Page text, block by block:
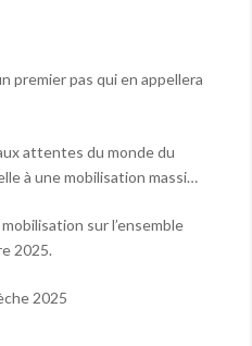
premier pas qui en appellera
attentes du monde du
à une mobilisation massive
sur l’ensemble
2025.
2025